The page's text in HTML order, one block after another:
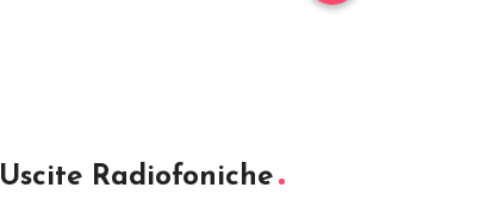
Uscite Radiofoniche